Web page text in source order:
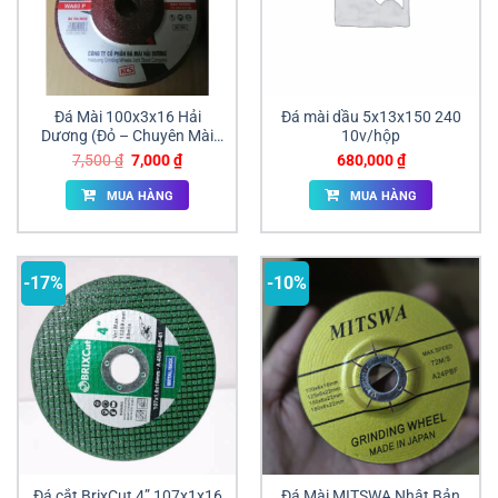
Đá Mài 100x3x16 Hải
Dương (Đỏ – Chuyên Mài
Inox)
7,500₫ Giá
gốc
là:
7,500 ₫.
7,000₫Giá
hiện
tại
MUA HÀNG
Đá mài dầu 5x13x150 240
10v/hộp
680,000₫
MUA HÀNG
-17% -10%